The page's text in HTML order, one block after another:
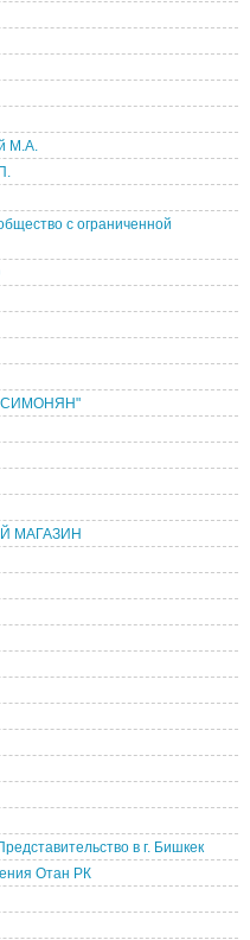
М.А.
с ограниченной
СИМОНЯН"
МАГАЗИН
в г. Бишкек
Отан РК